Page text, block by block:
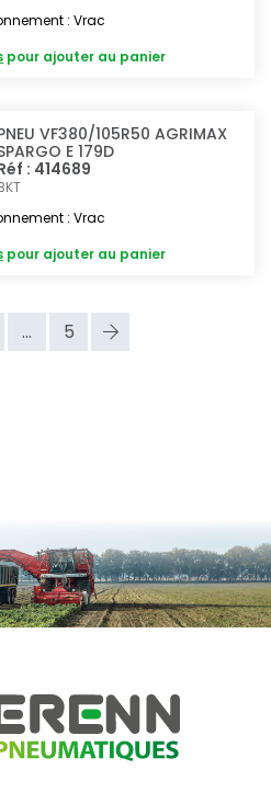
: Vrac
pour ajouter au panier
VF380/105R50 AGRIMAX
E 179D
: 414689
: Vrac
pour ajouter au panier
... 5